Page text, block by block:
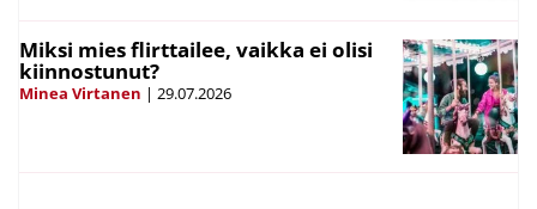
Miksi mies flirttailee, vaikka ei olisi
kiinnostunut?
Minea Virtanen | 29.07.2026